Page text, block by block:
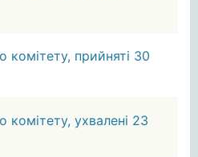
комітету, прийняті 30
комітету, ухвалені 23